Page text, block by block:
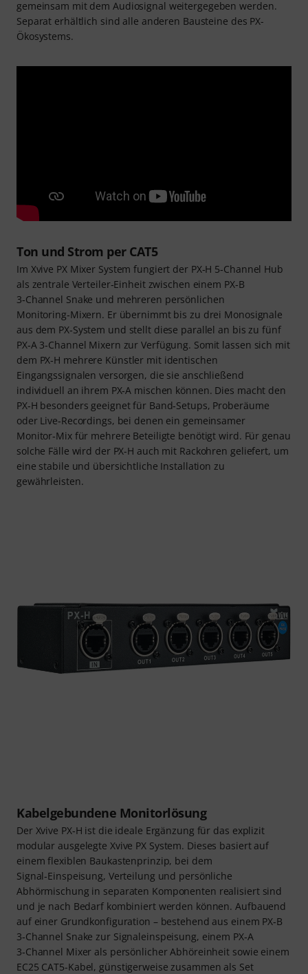
gemeinsam mit dem Audiosignal weitergegeben werden.
Separat erhältlich sind alle anderen Bausteine des PX-
Ökosystems.
Ton und Strom per CAT5
Im Xvive PX Mixer System fungiert der PX‑H 5‑Channel Hub
als zentrale Verteiler‑Einheit zwischen einem PX‑B
3‑Channel Snake und mehreren persönlichen
Monitoring‑Mixern. Er übernimmt bis zu drei Monosignale
aus dem PX‑System und stellt diese parallel an bis zu fünf
PX‑A 3‑Channel Mixern zur Verfügung. Somit lassen sich mit
dem PX‑H mehrere Künstler mit identischen
Eingangssignalen versorgen, die sie anschließend
individuell an ihrem PX‑A mischen können. Dies macht den
PX‑H besonders geeignet für Band‑Setups, Proberäume
oder Live‑Recordings, bei denen ein gemeinsamer
Monitor‑Mix für mehrere Beteiligte benötigt wird. Für genau
solche Fälle wird der PX-H auch mit Rackohren geliefert, um
eine stabile und übersichtliche Installation zu
gewährleisten.
Kabelgebundene Monitorlösung
Der Xvive PX‑H ist die ideale Ergänzung für das explizit
modular ausgelegte Xvive PX System. Dieses basiert auf
einem flexiblen Baukastenprinzip, bei dem
Signal‑Einspeisung, Verteilung und persönliche
Abhörmischung in separaten Komponenten realisiert sind
und je nach Bedarf kombiniert werden können. Aufbauend
auf einer Grundkonfiguration – bestehend aus einem PX‑B
3‑Channel Snake zur Signaleinspeisung, einem PX‑A
3‑Channel Mixer als persönlicher Abhöreinheit sowie einem
EC25 CAT5-Kabel, günstigerweise zusammen als Set